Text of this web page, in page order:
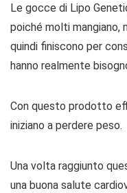
Le gocce di Lipo
poiché molti mangiano,
quindi finiscono per
hanno realmente
Con questo prodotto
iniziano a perdere peso.
Una volta raggiunto
una buona salute